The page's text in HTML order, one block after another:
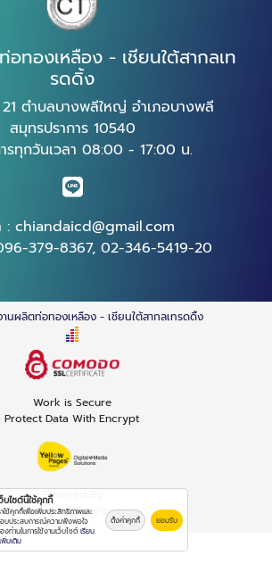
อทองเหลือง - เชียนใต้สากลเท
รดดิ้ง
ตำบลบางพลีใหญ่ อำเภอบางพลี
สมุทรปราการ 10540
รทุกวันเวลา 08:00 - 17:00 น.
: chiandaicd@gmail.com
379-8367, 02-346-5419-20
านผลิตท่อทองเหลือง - เชียนใต้สากลเทรดดิ้ง
Work is Secure
Protect Data With Encrypt
Powered By
Thailand YellowPages
บไซต์นี้ใช้คุกกี้
าใช้คุกกี้เพื่อเพิ่มประสิทธิภาพและ
บประสบการณ์ความพึงพอใจ
งท่านในการใช้งานเว็บไซต์ เรียน
พิ่มเติม
ตั้งค่าคุกกี้ ยอมรับ